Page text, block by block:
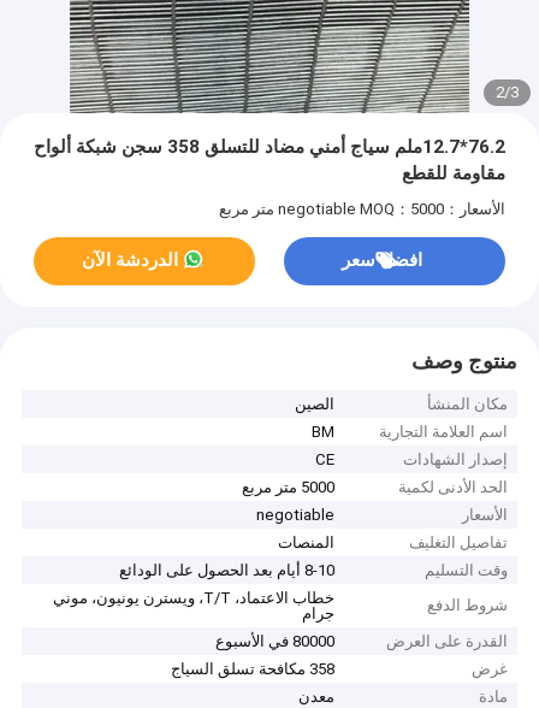
2/3
76.2*12.7ملم سياج أمني مضاد للتسلق 358 سجن شبكة ألواح
مقاومة للقطع
الأسعار：negotiable MOQ：5000 متر مربع
افضل سعر الدردشة الآن
منتوج وصف
مكان المنشأ
الصين
اسم العلامة التجارية
BM
إصدار الشهادات
CE
الحد الأدنى لكمية
5000 متر مربع
الأسعار
negotiable
تفاصيل التغليف
المنصات
وقت التسليم
8-10 أيام بعد الحصول على الودائع
شروط الدفع
خطاب الاعتماد، T/T، ويسترن يونيون، موني
جرام
القدرة على العرض
80000 في الأسبوع
غرض
358 مكافحة تسلق السياج
مادة
معدن